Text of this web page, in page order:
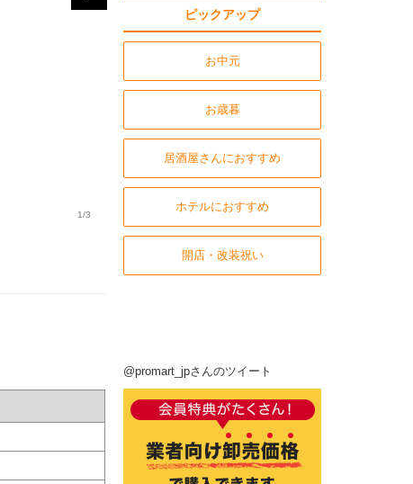
1/3
ピックアップ
お中元
お歳暮
居酒屋さんにおすすめ
ホテルにおすすめ
開店・改装祝い
@promart_jpさんのツイート